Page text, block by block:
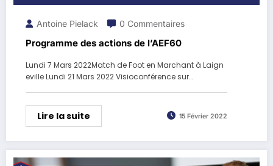
Antoine Pielack 0 Commentaires
Programme des actions de l’AEF60
Lundi 7 Mars 2022Match de Foot en Marchant à Laign
eville Lundi 21 Mars 2022 Visioconférence sur…
Lire la suite 15 Février 2022